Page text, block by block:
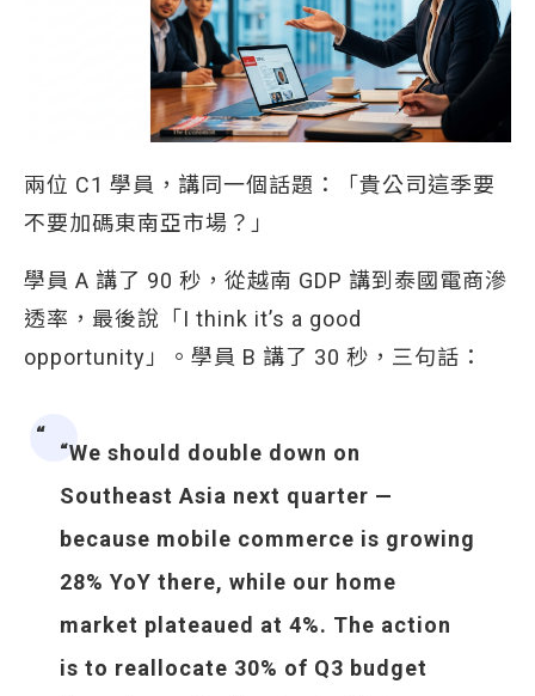
兩位 C1 學員，講同一個話題：「貴公司這季要
不要加碼東南亞市場？」
學員 A 講了 90 秒，從越南 GDP 講到泰國電商滲
透率，最後說「I think it’s a good
opportunity」。學員 B 講了 30 秒，三句話：
“We should double down on
Southeast Asia next quarter —
because mobile commerce is growing
28% YoY there, while our home
market plateaued at 4%. The action
is to reallocate 30% of Q3 budget